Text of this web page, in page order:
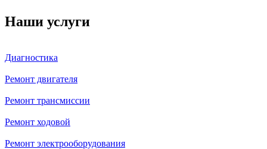
Наши услуги
Диагностика
Ремонт двигателя
Ремонт трансмиссии
Ремонт ходовой
Ремонт электрооборудования